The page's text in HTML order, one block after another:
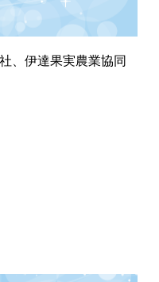
、伊達果実農業協同